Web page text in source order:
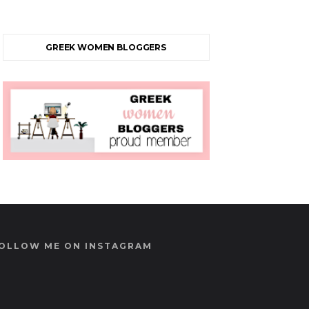
GREEK WOMEN BLOGGERS
ME ON INSTAGRAM